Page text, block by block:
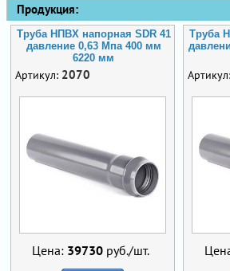
Продукция:
Труба НПВХ напорная SDR 41
давление 0,63 Мпа 400 мм
6220 мм
Артикул: 2070
Цена: 39730 руб./шт.
Труба
Артикул: